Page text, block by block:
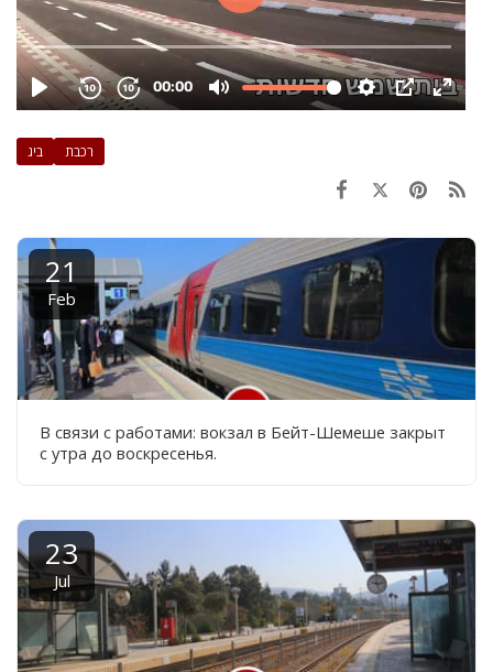
ביג רכבת
21
Feb
В связи с работами: вокзал в Бейт-Шемеше закрыт
с утра до воскресенья.
23
Jul